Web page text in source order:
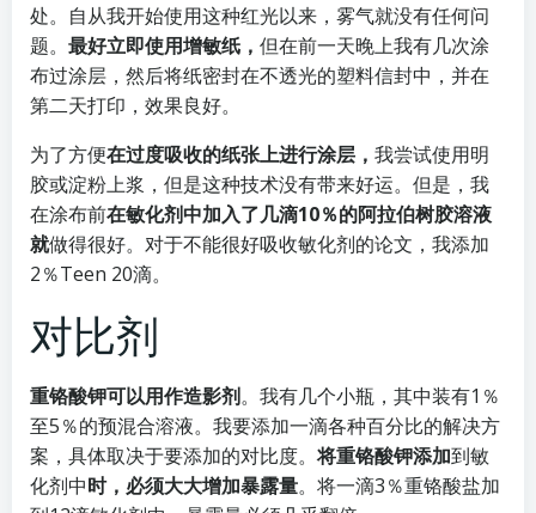
处。自从我开始使用这种红光以来，雾气就没有任何问
题。 最好立即使用增敏纸， 但在前一天晚上我有几次涂
布过涂层，然后将纸密封在不透光的塑料信封中，并在
第二天打印，效果良好。
为了方便在过度吸收的纸张上进行涂层， 我尝试使用明
胶或淀粉上浆，但是这种技术没有带来好运。但是，我
在涂布前在敏化剂中加入了几滴10％的阿拉伯树胶溶液
就做得很好。对于不能很好吸收敏化剂的论文，我添加
2％Teen 20滴。
对比剂
重铬酸钾可以用作造影剂。我有几个小瓶，其中装有1％
至5％的预混合溶液。我要添加一滴各种百分比的解决方
案，具体取决于要添加的对比度。将重铬酸钾添加到敏
化剂中时，必须大大增加暴露量。将一滴3％重铬酸盐加